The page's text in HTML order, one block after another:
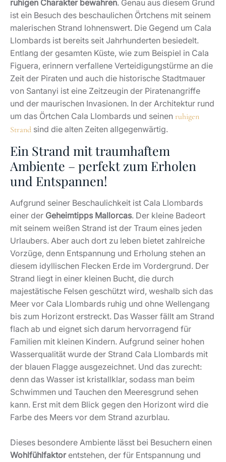
ruhigen Charakter bewahren. Genau aus diesem Grund
ist ein Besuch des beschaulichen Örtchens mit seinem
malerischen Strand lohnenswert. Die Gegend um Cala
Llombards ist bereits seit Jahrhunderten besiedelt.
Entlang der gesamten Küste, wie zum Beispiel in Cala
Figuera, erinnern verfallene Verteidigungstürme an die
Zeit der Piraten und auch die historische Stadtmauer
von Santanyi ist eine Zeitzeugin der Piratenangriffe
und der maurischen Invasionen. In der Architektur rund
um das Örtchen Cala Llombards und seinen ruhigen
Strand sind die alten Zeiten allgegenwärtig.
Ein Strand mit traumhaftem
Ambiente – perfekt zum Erholen
und Entspannen!
Aufgrund seiner Beschaulichkeit ist Cala Llombards
einer der Geheimtipps Mallorcas. Der kleine Badeort
mit seinem weißen Strand ist der Traum eines jeden
Urlaubers. Aber auch dort zu leben bietet zahlreiche
Vorzüge, denn Entspannung und Erholung stehen an
diesem idyllischen Flecken Erde im Vordergrund. Der
Strand liegt in einer kleinen Bucht, die durch
majestätische Felsen geschützt wird, weshalb sich das
Meer vor Cala Llombards ruhig und ohne Wellengang
bis zum Horizont erstreckt. Das Wasser fällt am Strand
flach ab und eignet sich darum hervorragend für
Familien mit kleinen Kindern. Aufgrund seiner hohen
Wasserqualität wurde der Strand Cala Llombards mit
der blauen Flagge ausgezeichnet. Und das zurecht:
denn das Wasser ist kristallklar, sodass man beim
Schwimmen und Tauchen den Meeresgrund sehen
kann. Erst mit dem Blick gegen den Horizont wird die
Farbe des Meers vor dem Strand azurblau.
Dieses besondere Ambiente lässt bei Besuchern einen
Wohlfühlfaktorentstehen, der für Entspannung und